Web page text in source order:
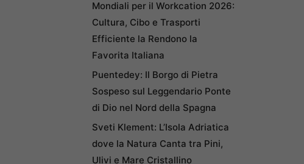
Mondiali per il Workcation 2026:
Cultura, Cibo e Trasporti
Efficiente la Rendono la
Favorita Italiana
Puentedey: Il Borgo di Pietra
Sospeso sul Leggendario Ponte
di Dio nel Nord della Spagna
Sveti Klement: L’Isola Adriatica
dove la Natura Canta tra Pini,
Ulivi e Mare Cristallino